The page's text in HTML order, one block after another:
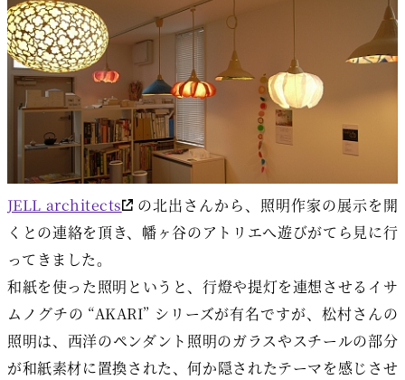
JELL architects
の北出さんから、照明作家の展示を開
くとの連絡を頂き、幡ヶ谷のアトリエへ遊びがてら見に行
ってきました。
和紙を使った照明というと、行燈や提灯を連想させるイサ
ムノグチの “AKARI” シリーズが有名ですが、松村さんの
照明は、西洋のペンダント照明のガラスやスチールの部分
が和紙素材に置換された、何か隠されたテーマを感じさせ